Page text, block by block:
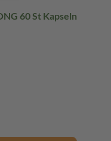
60 St Kapseln